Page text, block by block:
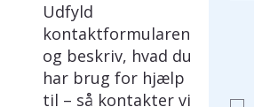
Udfyld
kontaktformularen
og beskriv, hvad du
har brug for hjælp
til – så kontakter vi